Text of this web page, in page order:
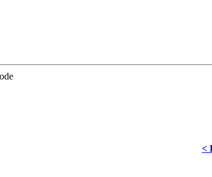
<